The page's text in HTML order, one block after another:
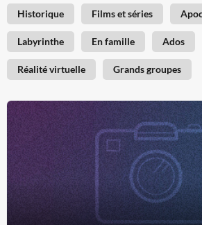
Historique Films et séries
Labyrinthe En famille Ados
Réalité virtuelle Grands groupes